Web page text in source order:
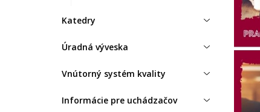
Katedry
Úradná výveska
Vnútorný systém kvality
Informácie pre uchádzačov